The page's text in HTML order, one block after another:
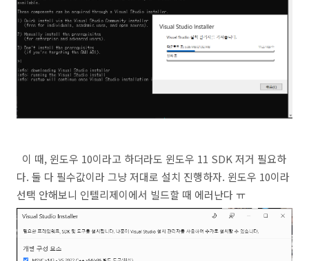
이 때, 윈도우 10이라고 하더라도 윈도우 11 SDK 저거 필요하
다. 둘 다 필수값이라 그냥 저대로 설치 진행하자. 윈도우 10이라
선택 안해보니 인텔리제이에서 빌드할 때 에러난다 ㅠ